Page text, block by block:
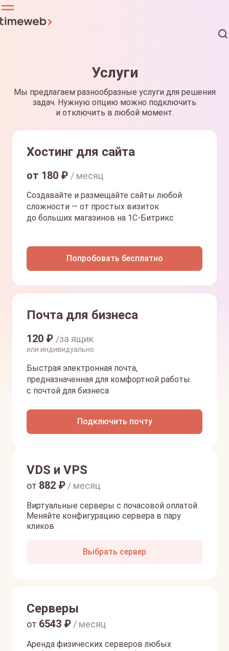
Услуги
Мы предлагаем разнообразные услуги для решения
задач. Нужную опцию можно подключить
и отключить в любой момент.
Хостинг для сайта
от 180 ₽ / месяц
Создавайте и размещайте сайты любой
сложности — от простых визиток
до больших магазинов на 1С-Битрикс
Попробовать бесплатно
Почта для бизнеса
120 ₽ /за ящик
или индивидуально
Быстрая электронная почта,
предназначенная для комфортной работы
с почтой для бизнеса
Подключить почту
VDS и VPS
Виртуальные серверы с почасовой оплатой.
Меняйте конфигурацию сервера в пару
кликов
от 882 ₽ / месяц
Выбрать сервер
Серверы
Аренда физических серверов любых
от 6543 ₽ / месяц